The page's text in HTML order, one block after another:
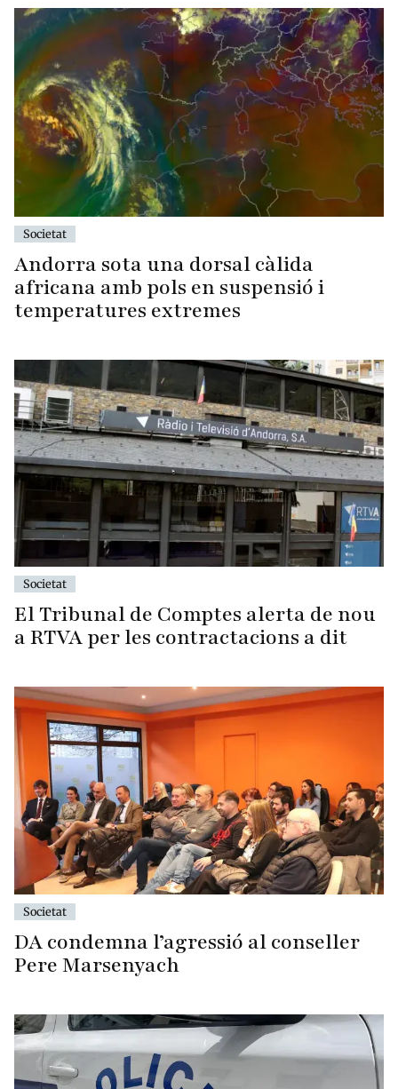
Societat
Andorra sota una dorsal càlida
africana amb pols en suspensió i
temperatures extremes
Societat
El Tribunal de Comptes alerta de nou
a RTVA per les contractacions a dit
Societat
DA condemna l’agressió al conseller
Pere Marsenyach